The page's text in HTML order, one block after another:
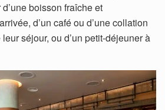
boisson fraîche et
d’un café ou d’une collation
séjour, ou d’un petit-déjeuner à